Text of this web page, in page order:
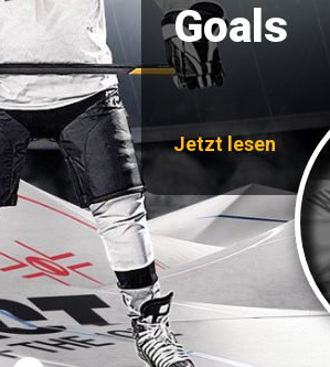
Goals
Jetzt lesen